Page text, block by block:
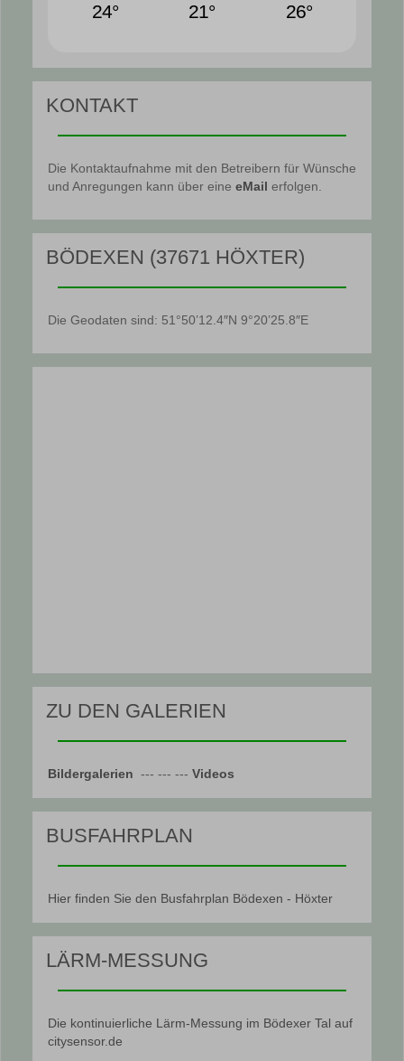
24° 21° 26°
KONTAKT
Die Kontaktaufnahme mit den Betreibern für Wünsche
und Anregungen kann über eine eMail erfolgen.
BÖDEXEN (37671 HÖXTER)
Die Geodaten sind: 51°50’12.4″N 9°20’25.8″E
ZU DEN GALERIEN
Bildergalerien --- --- --- Videos
BUSFAHRPLAN
Hier finden Sie den Busfahrplan Bödexen - Höxter
LÄRM-MESSUNG
Die kontinuierliche Lärm-Messung im Bödexer Tal auf
citysensor.de